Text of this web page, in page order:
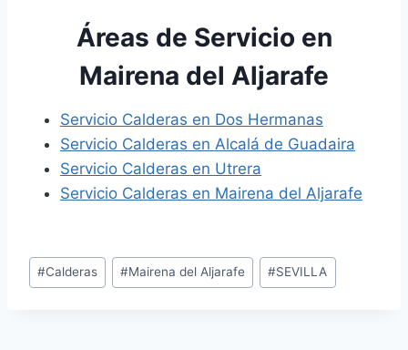
Áreas de Servicio en
Mairena del Aljarafe
Servicio Calderas en Dos Hermanas
Servicio Calderas en Alcalá de Guadaira
Servicio Calderas en Utrera
Servicio Calderas en Mairena del Aljarafe
Etiquetas
de
#Calderas #Mairena del Aljarafe #SEVILLA